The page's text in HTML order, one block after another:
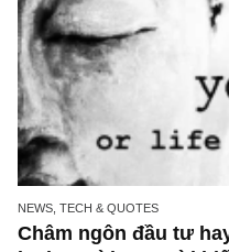
ISSUE EXCERPTS
(Bản đặc biệt)
công của 14 NĐT